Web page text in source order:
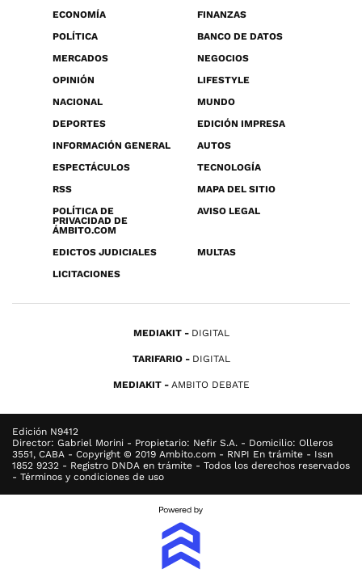
ECONOMÍA
FINANZAS
POLÍTICA
BANCO DE DATOS
MERCADOS
NEGOCIOS
OPINIÓN
LIFESTYLE
NACIONAL
MUNDO
DEPORTES
EDICIÓN IMPRESA
INFORMACIÓN GENERAL
AUTOS
ESPECTÁCULOS
TECNOLOGÍA
RSS
MAPA DEL SITIO
POLÍTICA DE
PRIVACIDAD DE
ÁMBITO.COM
AVISO LEGAL
EDICTOS JUDICIALES
MULTAS
LICITACIONES
MEDIAKIT DIGITAL
TARIFARIO DIGITAL
MEDIAKIT AMBITO DEBATE
Edición N9412
Director: Gabriel Morini - Propietario: Nefir S.A. - Domicilio: Olleros
3551, CABA - Copyright © 2019 Ambito.com - RNPI En trámite - Issn
1852 9232 - Registro DNDA en trámite - Todos los derechos reservados
- Términos y condiciones de uso